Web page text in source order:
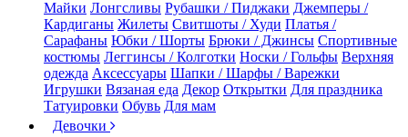
Майки Лонгсливы Рубашки / Пиджаки Джемперы /
Кардиганы Жилеты Свитшоты / Худи Платья /
Сарафаны Юбки / Шорты Брюки / Джинсы Спортивные
костюмы Леггинсы / Колготки Носки / Гольфы Верхняя
одежда Аксессуары Шапки / Шарфы / Варежки
Игрушки Вязаная еда Декор Открытки Для праздника
Татуировки Обувь Для мам
Девочки